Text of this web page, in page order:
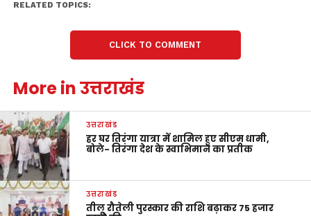
RELATED TOPICS:
CLICK TO COMMENT
More in उत्तराखंड
उत्तराखंड
हर घर तिरंगा यात्रा में शामिल हुए सीएम धामी,
बोले- तिरंगा देश के स्वाभिमान का प्रतीक
उत्तराखंड
तीलू रौतेली पुरस्कार की राशि बढ़ाकर 75 हजार